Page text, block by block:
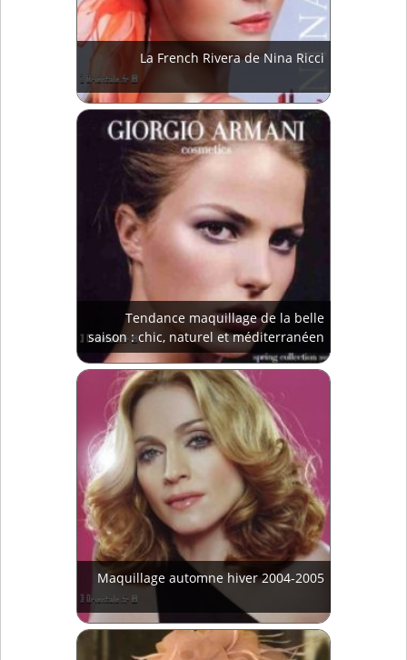
La French Rivera de Nina Ricci
Tendance maquillage de la belle
saison : chic, naturel et méditerranéen
Maquillage automne hiver 2004-2005